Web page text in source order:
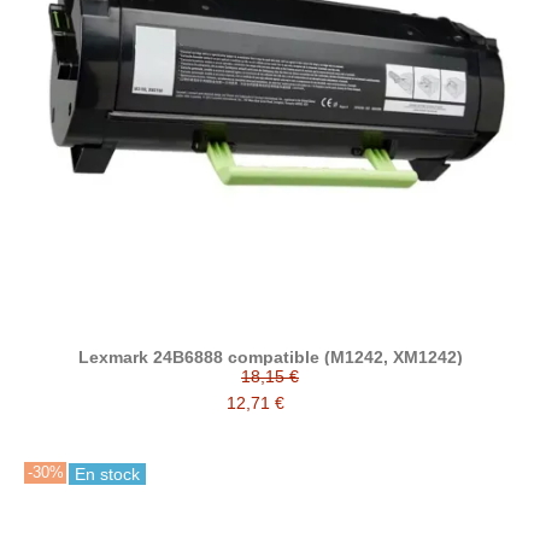
Lexmark 24B6888 compatible (M1242, XM1242)
18,15 €
12,71 €
-30% En stock